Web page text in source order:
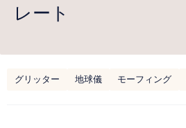
レート
グリッター 地球儀 モーフィング